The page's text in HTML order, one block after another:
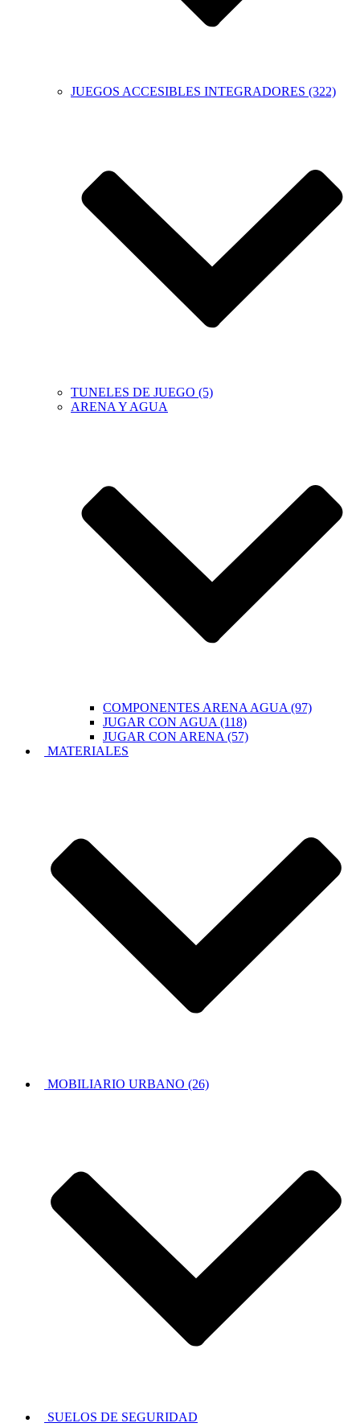
JUEGOS ACCESIBLES INTEGRADORES (322)
TUNELES DE JUEGO (5)
ARENA Y AGUA
COMPONENTES ARENA AGUA (97)
JUGAR CON AGUA (118)
JUGAR CON ARENA (57)
MATERIALES
MOBILIARIO URBANO (26)
SUELOS DE SEGURIDAD